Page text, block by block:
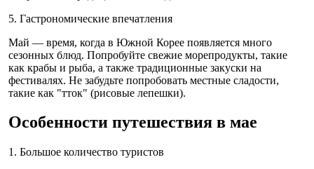
5. Гастрономические впечатления
Май — время, когда в Южной Корее появляется много
сезонных блюд. Попробуйте свежие морепродукты, такие
как крабы и рыба, а также традиционные закуски на
фестивалях. Не забудьте попробовать местные сладости,
такие как "тток" (рисовые лепешки).
Особенности путешествия в мае
1. Большое количество туристов